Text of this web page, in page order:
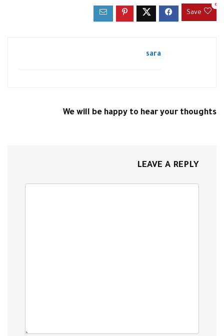
Save
0
sara
We will be happy to hear your thoughts
LEAVE A REPLY